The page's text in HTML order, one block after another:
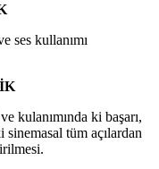
ses kullanımı
kulanımında ki başarı,
tüm açılardan